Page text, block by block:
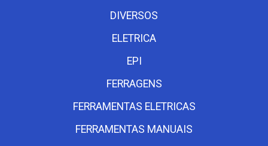
DIVERSOS
ELETRICA
EPI
FERRAGENS
FERRAMENTAS ELETRICAS
FERRAMENTAS MANUAIS